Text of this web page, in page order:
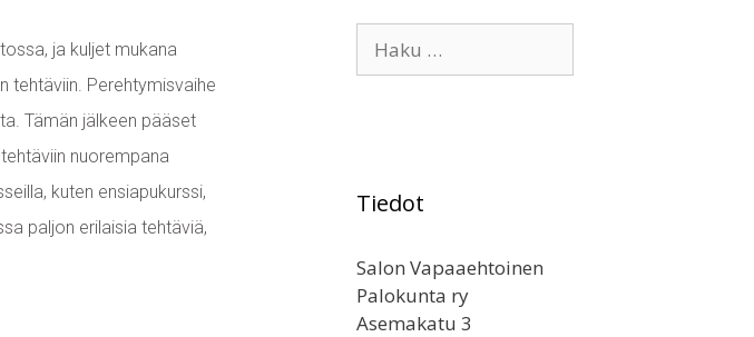
ja kuljet mukana
tehtäviin. Perehtymisvaihe
Tämän jälkeen pääset
nuorempana
kuten ensiapukurssi,
paljon erilaisia tehtäviä,
Tiedot
Salon Vapaaehtoinen
Palokunta ry
Asemakatu 3